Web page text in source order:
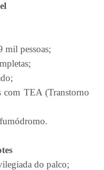
mil pessoas;
com TEA (Transtorno
do palco;